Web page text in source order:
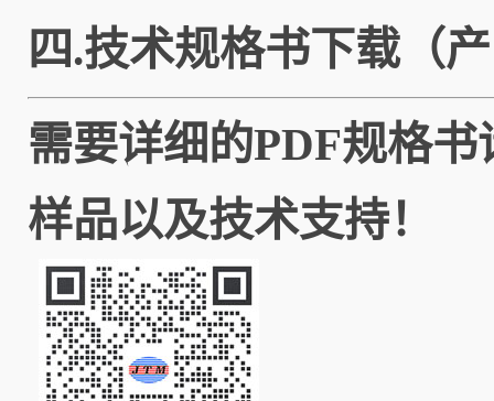
四.技术规格书下载（
需要详细的PDF规格
样品以及技术支持！